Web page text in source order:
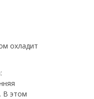
охладит
В этом